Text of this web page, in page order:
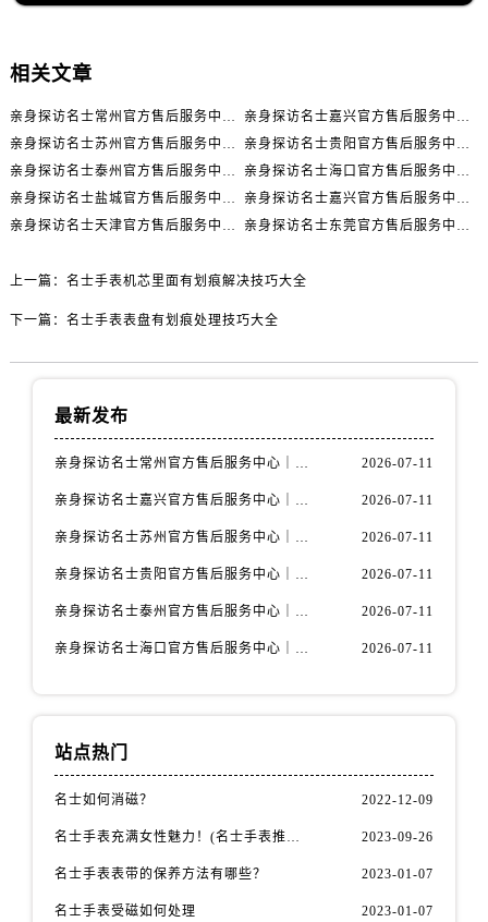
辽宁省丹东市振兴区七经街名士售后服务中心（需提前预约）
辽宁省辽阳市白塔区新运大街名士售后服务中心（需提前预约）
辽宁省盘锦市兴隆台区石油大街名士售后服务中心（需提前预约）
辽宁省铁岭市银州区南马路名士售后服务中心（需提前预约）
内蒙古自治区包头市青山区幸福路甲3号王府井百货名表维修名士售后服务中心（需提前预约）
相关文章
亲身探访名士常州官方售后服务中心｜全新官方服务电话与地址（2026年7月最新）
亲身探访名士嘉兴官方售后服务中心｜全新地址和售后电话（2026年7月最新）
亲身探访名士苏州官方售后服务中心｜服务热线与门店详细地址（2026年7月最新）
亲身探访名士贵阳官方售后服务中心｜网点地址与电话（2026年7月最新）
亲身探访名士泰州官方售后服务中心｜最新网点地址及热线（2026年7月最新）
亲身探访名士海口官方售后服务中心｜全部地址与售后电话（2026年7月最新）
亲身探访名士盐城官方售后服务中心｜完整地址与联系电话（2026年7月最新）
亲身探访名士嘉兴官方售后服务中心｜全新维修门店地址及电话（2026年7月最新）
亲身探访名士天津官方售后服务中心｜网点地址及售后热线（2026年7月最新）
亲身探访名士东莞官方售后服务中心｜最新电话和维修地址（2026年7月最新）
上一篇： 名士手表机芯里面有划痕解决技巧大全
下一篇： 名士手表表盘有划痕处理技巧大全
最新发布
亲身探访名士常州官方售后服务中心｜全新官方服务电话与地址（2026年7月最新） 2026-07-11
亲身探访名士嘉兴官方售后服务中心｜全新地址和售后电话（2026年7月最新） 2026-07-11
亲身探访名士苏州官方售后服务中心｜服务热线与门店详细地址（2026年7月最新） 2026-07-11
亲身探访名士贵阳官方售后服务中心｜网点地址与电话（2026年7月最新） 2026-07-11
亲身探访名士泰州官方售后服务中心｜最新网点地址及热线（2026年7月最新） 2026-07-11
亲身探访名士海口官方售后服务中心｜全部地址与售后电话（2026年7月最新） 2026-07-11
站点热门
名士如何消磁？ 2022-12-09
名士手表充满女性魅力！(名士手表推荐！) 2023-09-26
名士手表表带的保养方法有哪些？ 2023-01-07
名士手表受磁如何处理 2023-01-07